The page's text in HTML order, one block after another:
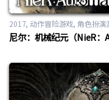
2017 动作冒险游戏, 角色扮演